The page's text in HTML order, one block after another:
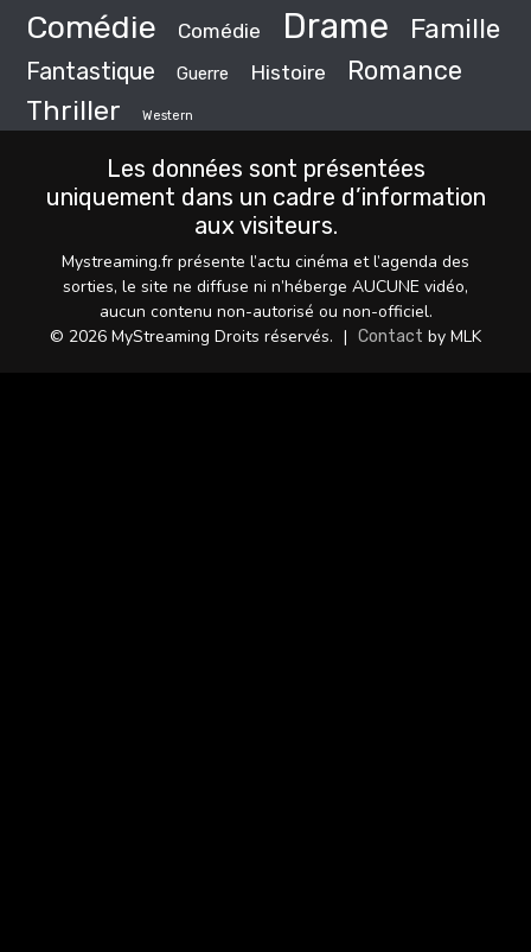
Comédie Comédie Drame Famille
Fantastique Guerre Histoire Romance
Thriller Western
Les données sont présentées
uniquement dans un cadre d’information
aux visiteurs.
Mystreaming.fr présente l’actu cinéma et l’agenda des
sorties, le site ne diffuse ni n’héberge AUCUNE vidéo,
aucun contenu non-autorisé ou non-officiel.
© 2026 MyStreaming Droits réservés. | Contact by MLK